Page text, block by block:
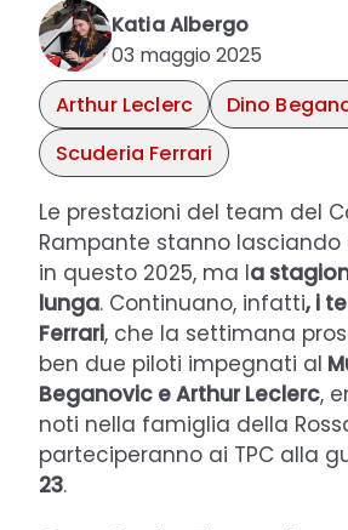
Katia Albergo
03 maggio 2025
Arthur Leclerc
Dino
Scuderia Ferrari
Le prestazioni del team del
Rampante stanno lasciando
in questo 2025, ma la
lunga. Continuano, infatti, i
Ferrari, che la settimana
ben due piloti impegnati al
Beganovic e Arthur Leclerc,
noti nella famiglia della
parteciperanno ai TPC alla
23.